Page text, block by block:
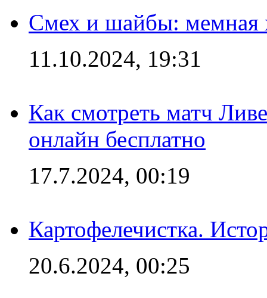
Смех и шайбы: мемная
11.10.2024, 19:31
Как смотреть матч
онлайн бесплатно
17.7.2024, 00:19
Картофелечистка.
20.6.2024, 00:25